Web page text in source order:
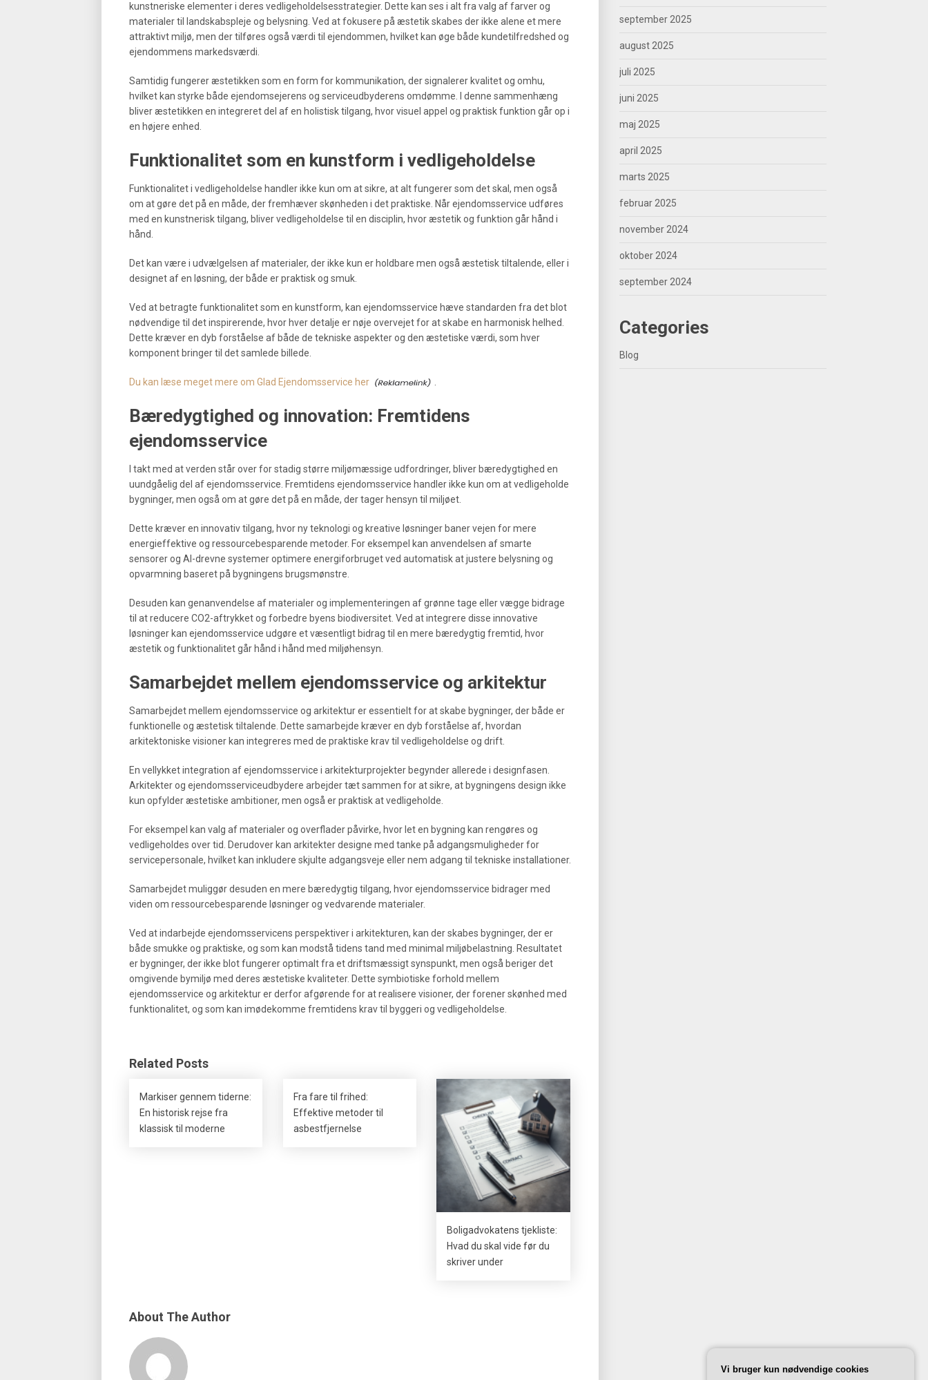
kunstneriske elementer i deres vedligeholdelsesstrategier. Dette kan ses i alt fra valg af farver og
materialer til landskabspleje og belysning. Ved at fokusere på æstetik skabes der ikke alene et mere
attraktivt miljø, men der tilføres også værdi til ejendommen, hvilket kan øge både kundetilfredshed og
ejendommens markedsværdi.
Samtidig fungerer æstetikken som en form for kommunikation, der signalerer kvalitet og omhu,
hvilket kan styrke både ejendomsejerens og serviceudbyderens omdømme. I denne sammenhæng
bliver æstetikken en integreret del af en holistisk tilgang, hvor visuel appel og praktisk funktion går op i
en højere enhed.
Funktionalitet som en kunstform i vedligeholdelse
Funktionalitet i vedligeholdelse handler ikke kun om at sikre, at alt fungerer som det skal, men også
om at gøre det på en måde, der fremhæver skønheden i det praktiske. Når ejendomsservice udføres
med en kunstnerisk tilgang, bliver vedligeholdelse til en disciplin, hvor æstetik og funktion går hånd i
hånd.
Det kan være i udvælgelsen af materialer, der ikke kun er holdbare men også æstetisk tiltalende, eller i
designet af en løsning, der både er praktisk og smuk.
Ved at betragte funktionalitet som en kunstform, kan ejendomsservice hæve standarden fra det blot
nødvendige til det inspirerende, hvor hver detalje er nøje overvejet for at skabe en harmonisk helhed.
Dette kræver en dyb forståelse af både de tekniske aspekter og den æstetiske værdi, som hver
komponent bringer til det samlede billede.
Du kan læse meget mere om Glad Ejendomsservice her
Bæredygtighed og innovation: Fremtidens
ejendomsservice
I takt med at verden står over for stadig større miljømæssige udfordringer, bliver bæredygtighed en
uundgåelig del af ejendomsservice. Fremtidens ejendomsservice handler ikke kun om at vedligeholde
bygninger, men også om at gøre det på en måde, der tager hensyn til miljøet.
Dette kræver en innovativ tilgang, hvor ny teknologi og kreative løsninger baner vejen for mere
energieffektive og ressourcebesparende metoder. For eksempel kan anvendelsen af smarte
sensorer og AI-drevne systemer optimere energiforbruget ved automatisk at justere belysning og
opvarmning baseret på bygningens brugsmønstre.
Desuden kan genanvendelse af materialer og implementeringen af grønne tage eller vægge bidrage
til at reducere CO2-aftrykket og forbedre byens biodiversitet. Ved at integrere disse innovative
løsninger kan ejendomsservice udgøre et væsentligt bidrag til en mere bæredygtig fremtid, hvor
æstetik og funktionalitet går hånd i hånd med miljøhensyn.
Samarbejdet mellem ejendomsservice og arkitektur
Samarbejdet mellem ejendomsservice og arkitektur er essentielt for at skabe bygninger, der både er
funktionelle og æstetisk tiltalende. Dette samarbejde kræver en dyb forståelse af, hvordan
arkitektoniske visioner kan integreres med de praktiske krav til vedligeholdelse og drift.
En vellykket integration af ejendomsservice i arkitekturprojekter begynder allerede i designfasen.
Arkitekter og ejendomsserviceudbydere arbejder tæt sammen for at sikre, at bygningens design ikke
kun opfylder æstetiske ambitioner, men også er praktisk at vedligeholde.
For eksempel kan valg af materialer og overflader påvirke, hvor let en bygning kan rengøres og
vedligeholdes over tid. Derudover kan arkitekter designe med tanke på adgangsmuligheder for
servicepersonale, hvilket kan inkludere skjulte adgangsveje eller nem adgang til tekniske installationer.
Samarbejdet muliggør desuden en mere bæredygtig tilgang, hvor ejendomsservice bidrager med
viden om ressourcebesparende løsninger og vedvarende materialer.
Ved at indarbejde ejendomsservicens perspektiver i arkitekturen, kan der skabes bygninger, der er
både smukke og praktiske, og som kan modstå tidens tand med minimal miljøbelastning. Resultatet
er bygninger, der ikke blot fungerer optimalt fra et driftsmæssigt synspunkt, men også beriger det
omgivende bymiljø med deres æstetiske kvaliteter. Dette symbiotiske forhold mellem
ejendomsservice og arkitektur er derfor afgørende for at realisere visioner, der forener skønhed med
funktionalitet, og som kan imødekomme fremtidens krav til byggeri og vedligeholdelse.
Related Posts
Markiser gennem tiderne:
En historisk rejse fra
klassisk til moderne
Fra fare til frihed:
Effektive metoder til
asbestfjernelse
Boligadvokatens tjekliste:
Hvad du skal vide før du
skriver under
About The Author
september 2025
august 2025
juli 2025
juni 2025
maj 2025
april 2025
marts 2025
februar 2025
november 2024
oktober 2024
september 2024
Categories
Blog
Vi bruger kun nødvendige cookies